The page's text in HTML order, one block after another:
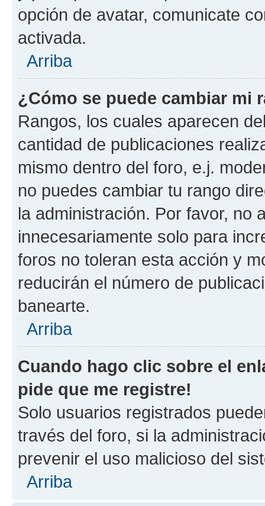
opción de avatar, comunicate
activada.
Arriba
¿Cómo se puede cambiar mi
Rangos, los cuales aparecen
cantidad de publicaciones
mismo dentro del foro, e.j.
no puedes cambiar tu rango
la administración. Por favor, no
innecesariamente solo para
foros no toleran esta acción y
reducirán el número de
banearte.
Arriba
Cuando hago clic sobre el
pide que me registre!
Solo usuarios registrados
través del foro, si la
prevenir el uso malicioso del
Arriba